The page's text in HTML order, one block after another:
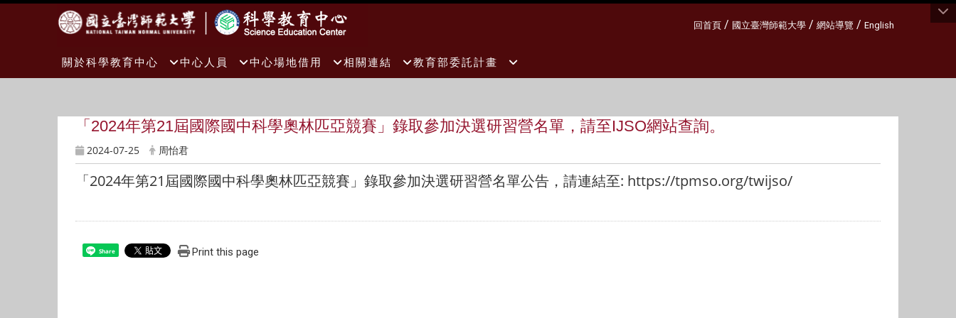
回首頁 / 國立臺灣師範大學 / 網站導覽 / English
關於科學教育中心 中心人員 中心場地借用 相關連結 教育部委託計畫
「2024年第21屆國際國中科學奧林匹亞競賽」錄取參加決選研習營名單，請至IJSO網站查詢。
2024-07-25 周怡君
「2024年第21屆國際國中科學奧林匹亞競賽」錄取參加決選研習營名單公告，請連結至: https://tpmso.org/twijso/
Share Print this page